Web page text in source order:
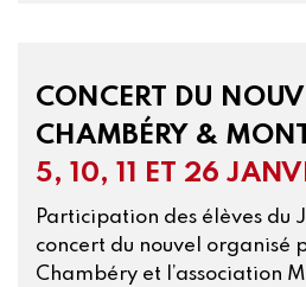
CONCERT DU
CHAMBÉRY &
5, 10, 11 ET 26
Participation des élèves du
concert du nouvel organisé
Chambéry et l’association